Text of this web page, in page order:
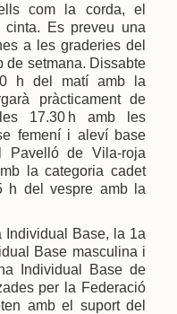
com la corda, el
Es preveu una
a les graderies del
de setmana. Dissabte
h del matí amb la
pràcticament de
17.30 h amb les
femení i aleví base
Pavelló de Vila-roja
la categoria cadet
h del vespre amb la
Individual Base, la 1a
Base masculina i
Individual Base de
per la Federació
amb el suport del